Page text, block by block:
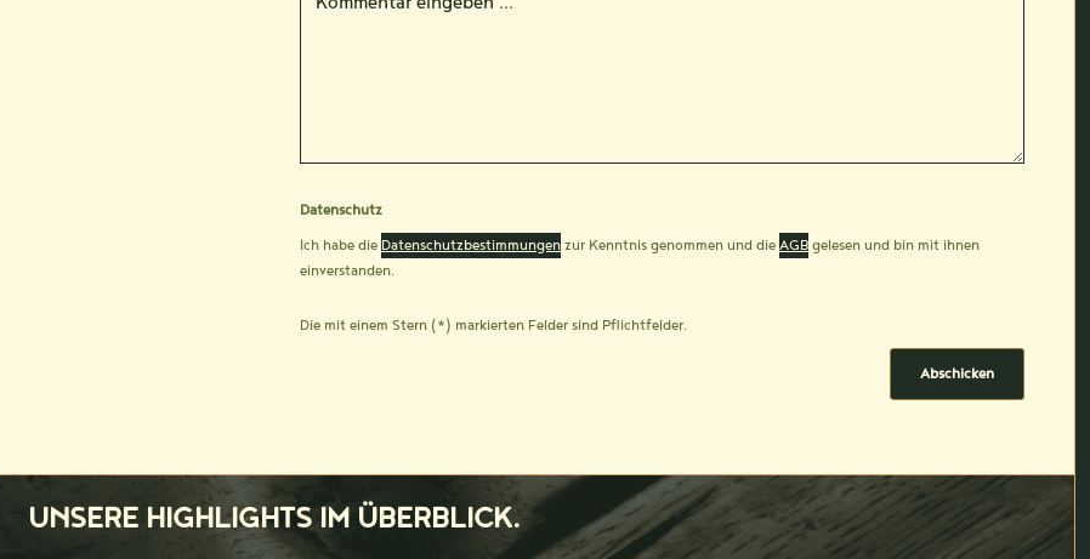
Datenschutz
Ich habe die Datenschutzbestimmungen zur Kenntnis genommen und die AGB gelesen und bin mit ihnen
einverstanden.
Die mit einem Stern (*) markierten Felder sind Pflichtfelder.
Abschicken
UNSERE HIGHLIGHTS IM ÜBERBLICK.